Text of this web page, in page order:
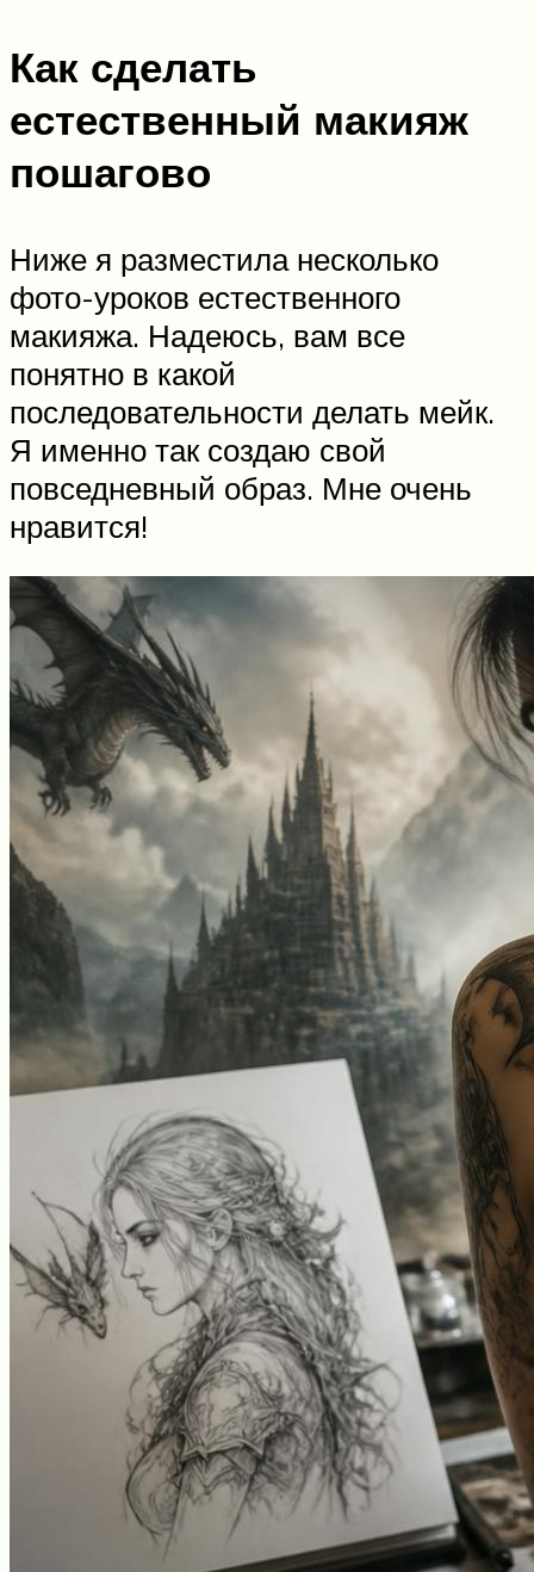
Как сделать
естественный макияж
пошагово
Ниже я разместила несколько
фото-уроков естественного
макияжа. Надеюсь, вам все
понятно в какой
последовательности делать мейк.
Я именно так создаю свой
повседневный образ. Мне очень
нравится!